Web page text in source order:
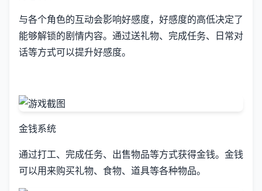
与各个角色的互动会影响好感度，好感度的高低决定了
能够解锁的剧情内容。通过送礼物、完成任务、日常对
话等方式可以提升好感度。
金钱系统
通过打工、完成任务、出售物品等方式获得金钱。金钱
可以用来购买礼物、食物、道具等各种物品。